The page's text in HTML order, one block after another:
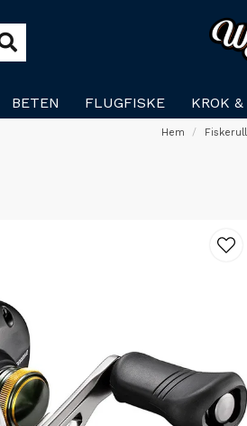
BETEN FLUGFISKE KROK
Hem